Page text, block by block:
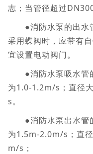
志；当管径超过
●消防水泵的出水
采用蝶阀时，应带有
宜设置电动阀门。
●消防水泵吸水管
为1.0-1.2m/s；直径
s。
●消防水泵出水管
为1.5m-2.0m/s；直
m/s；